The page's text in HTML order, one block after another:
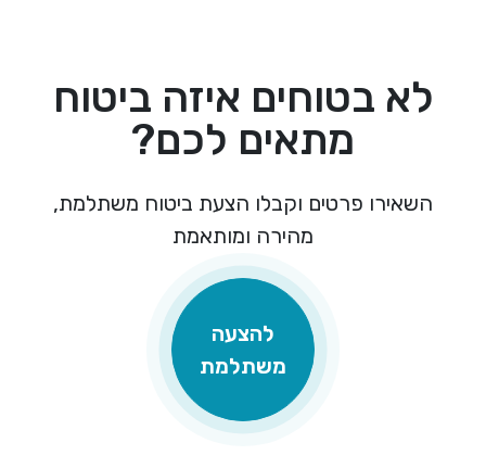
לא בטוחים איזה ביטוח
מתאים לכם?
השאירו פרטים וקבלו הצעת ביטוח משתלמת,
מהירה ומותאמת
להצעה
משתלמת